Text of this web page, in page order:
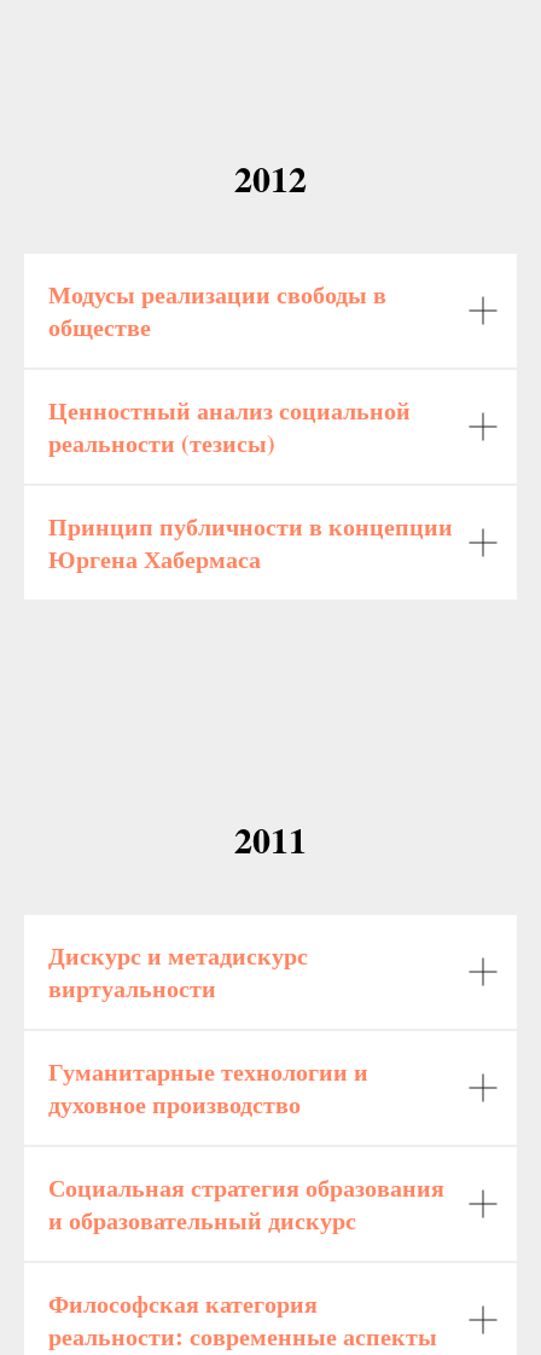
2012
Модусы реализации свободы в
обществе
Ценностный анализ социальной
реальности (тезисы)
Принцип публичности в концепции
Юргена Хабермаса
2011
Дискурс и метадискурс
виртуальности
Гуманитарные технологии и
духовное производство
Социальная стратегия образования
и образовательный дискурс
Философская категория
реальности: современные аспекты